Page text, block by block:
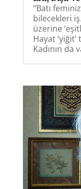
“Batı
bilecekleri
üzerine
Hayat
Kadının da